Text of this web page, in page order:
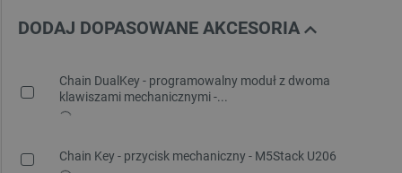
DODAJ DOPASOWANE AKCESORIA
Chain DualKey - programowalny moduł z dwoma
klawiszami mechanicznymi -...
Chain Key - przycisk mechaniczny - M5Stack U206